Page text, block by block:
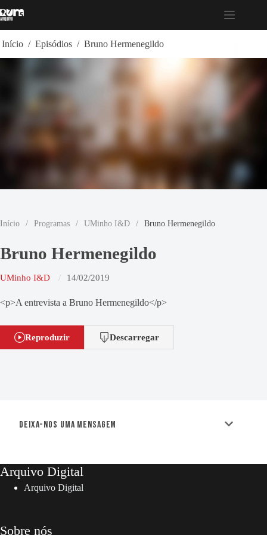
para
Início / Episódios / Bruno Hermenegildo
Início / Programas / UMinho I&D / Bruno Hermenegildo
Bruno Hermenegildo
UMinho I&D 14/02/2019
<p>A entrevista a Bruno Hermenegildo</p>
Reproduzir Descarregar
Deixa-nos uma mensagem
Arquivo Digital
Arquivo Digital
Sobre nós